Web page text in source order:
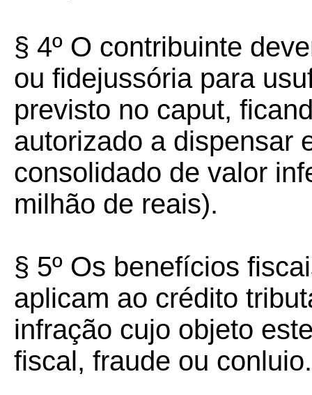
§ 4º O contribuinte
ou fidejussória para
previsto no caput,
autorizado a dispensar
consolidado de valor
milhão de reais).
§ 5º Os benefícios
aplicam ao crédito
infração cujo objeto
fiscal, fraude ou conluio.